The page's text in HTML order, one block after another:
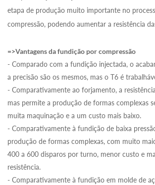
etapa de produção muito importante no
compressão, podendo aumentar a resistência
=>Vantagens da fundição por compressão
- Comparado com a fundição injectada, o
a precisão são os mesmos, mas o T6 é
- Comparativamente ao forjamento, a
mas permite a produção de formas complexas
muita maquinação e a um custo mais baixo.
- Comparativamente à fundição de baixa
produção de formas complexas, com muito
400 a 600 disparos por turno, menor custo e
resistência.
- Comparativamente à fundição em molde de